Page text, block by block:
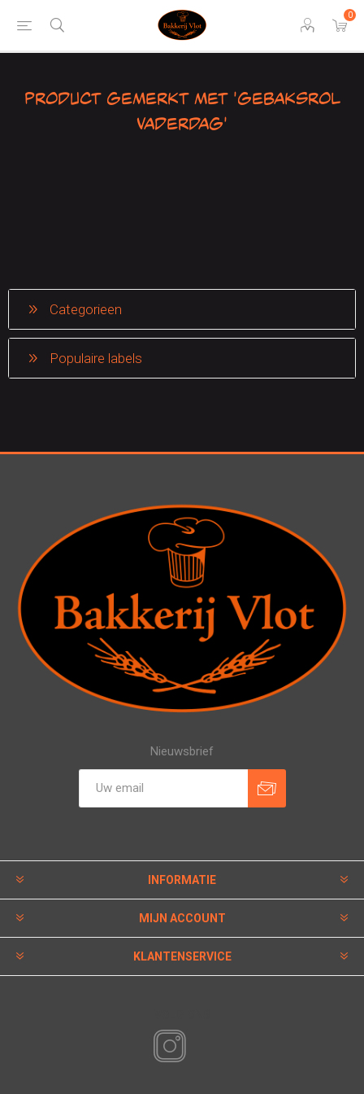
0
Product gemerkt met 'gebaksrol
vaderdag'
Categorieen
Populaire labels
Nieuwsbrief
INFORMATIE
MIJN ACCOUNT
KLANTENSERVICE